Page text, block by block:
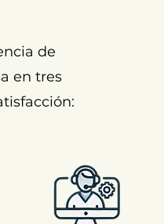
de
en tres